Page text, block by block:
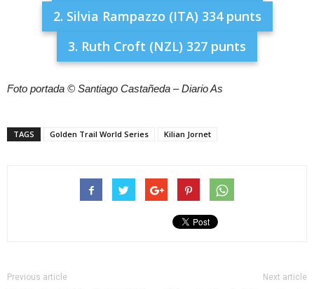
2. Silvia Rampazzo (ITA) 334 punts
3. Ruth Croft (NZL) 327 punts
Foto portada © Santiago Castañeda – Diario As
TAGS Golden Trail World Series Kilian Jornet
Previous article Next article